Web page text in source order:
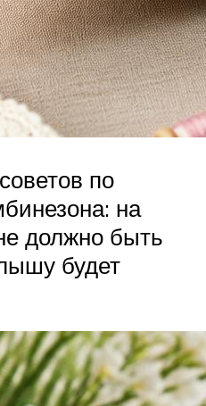
по
на
должно быть
будет